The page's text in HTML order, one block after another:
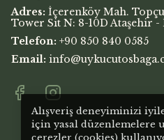
Alışveriş deneyiminizi
için yasal düzenlemelere
çerezler (cookies)
Adres: İçerenköy Mah.
Tower Sit N: 8-10D Ataşehir -
Telefon: +90 850 840 0585
Email: